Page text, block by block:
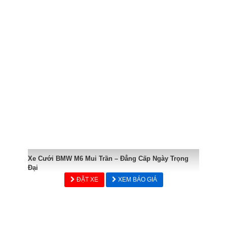
Xe Cưới BMW M6 Mui Trần – Đẳng Cấp Ngày Trọng
Đại
ĐẶT XE XEM BÁO GIÁ